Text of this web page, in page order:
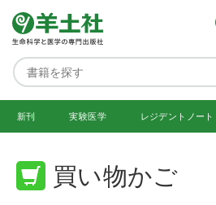
新刊 実験医学 レジデント ノート
買い物かご